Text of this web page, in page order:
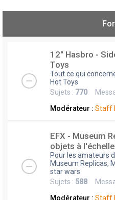
12" Hasbro -
Toys
Tout ce qui
Hot Toys
Sujets : 770
Modérateur : Staff
EFX - Museum
objets à
Pour les amateurs
Museum Replicas,
star wars.
Sujets : 588
Modérateur : Staff